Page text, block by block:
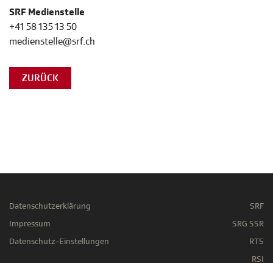
SRF Medienstelle
+41 58 135 13 50
medienstelle@srf.ch
ZURÜCK
Datenschutzerklärung
Impressum
Datenschutz-Einstellungen
SRF
SRG SSR
RTS
RSI